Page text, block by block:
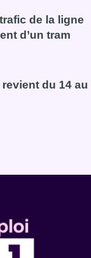
: les
de la ligne
d’un tram
le trafic de la ligne
du 14 au
revient du 14 au